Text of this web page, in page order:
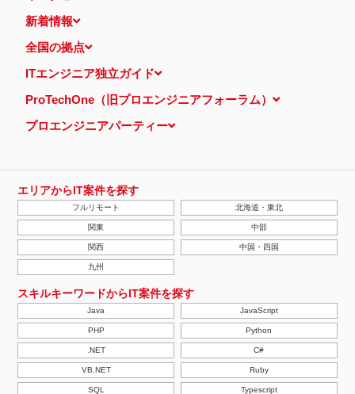
新着情報
全国の拠点
ITエンジニア独立ガイド
ProTechOne（旧プロエンジニアフォーラム）
プロエンジニアパーティー
エリアからIT案件を探す
フルリモート 北海道・東北
関東 中部
関西 中国・四国
九州
スキルキーワードからIT案件を探す
Java JavaScript
PHP Python
.NET C#
VB.NET Ruby
SQL Typescript